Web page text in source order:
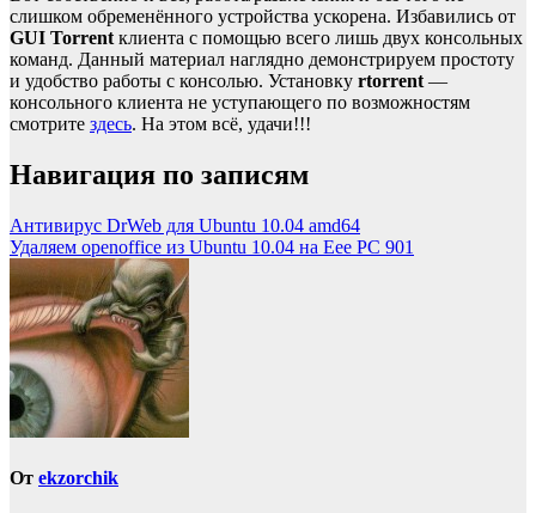
слишком обременённого устройства ускорена. Избавились от
GUI Torrentклиента с помощью всего лишь двух консольных
команд. Данный материал наглядно демонстрируем простоту
и удобство работы с консолью. Установку rtorrent—
консольного клиента не уступающего по возможностям
смотрите здесь. На этом всё, удачи!!!
Навигация по записям
Антивирус DrWeb для Ubuntu 10.04 amd64
Удаляем openoffice из Ubuntu 10.04 на Eee PC 901
От ekzorchik